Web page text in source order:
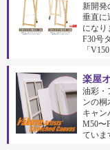
新開発
垂直に
になり
F30号
「
楽屋
油彩・
ンの桐
キャン
M50〜
ていま